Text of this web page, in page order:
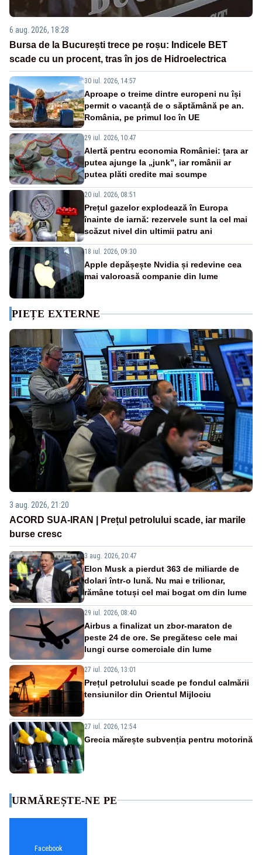
6 aug. 2026, 18:28
Bursa de la București trece pe roșu: Indicele BET
scade cu un procent, tras în jos de Hidroelectrica
30 iul. 2026, 14:57
Aproape o treime dintre europeni nu își
permit o vacanță de o săptămână pe an.
România, pe primul loc în UE
29 iul. 2026, 10:47
Alertă pentru economia României: țara ar
putea ajunge la „junk”, iar românii ar
putea plăti credite mai scumpe
20 iul. 2026, 08:51
Prețul gazelor explodează în Europa
înainte de iarnă: rezervele sunt la cel mai
scăzut nivel din ultimii patru ani
18 iul. 2026, 09:30
Apple depășește Nvidia și redevine cea
mai valoroasă companie din lume
PIEȚE EXTERNE
3 aug. 2026, 21:20
ACORD SUA-IRAN | Prețul petrolului scade, iar marile
burse cresc
3 aug. 2026, 20:47
Elon Musk a pierdut 363 de miliarde de
dolari într-o lună. Nu mai e trilionar,
rămâne totuși cel mai bogat om din lume
29 iul. 2026, 08:40
Airbus a finalizat un zbor-maraton de
peste 24 de ore. Se pregătesc cele mai
lungi curse comerciale din lume
27 iul. 2026, 13:01
Prețul petrolului scade pe fondul calmării
tensiunilor din Orientul Mijlociu
27 iul. 2026, 12:54
Grecia mărește subvenția pentru motorină
URMĂREȘTE-NE PE
Facebook